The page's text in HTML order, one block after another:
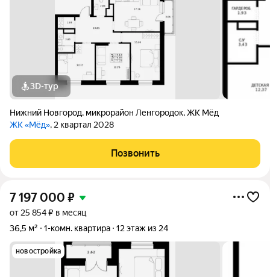
3D-тур
Нижний Новгород, микрорайон Ленгородок,ЖК Мёд
ЖК «Мёд», 2 квартал 2028
Позвонить
7 197 000 ₽
от 25 854 ₽ в месяц
36,5 м²
1-комн. квартира 12 этаж из 24
новостройка